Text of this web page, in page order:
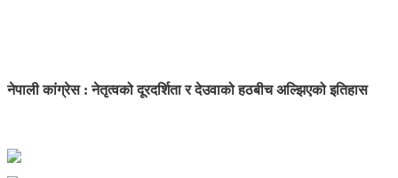
नेपाली कांग्रेस : नेतृत्वको दूरदर्शिता र देउवाको हठबीच अल्झिएको इतिहास